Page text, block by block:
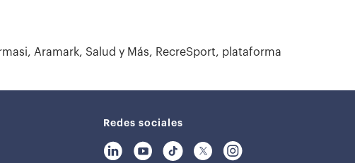
Aramark, Salud y Más, RecreSport, plataforma
Redes sociales